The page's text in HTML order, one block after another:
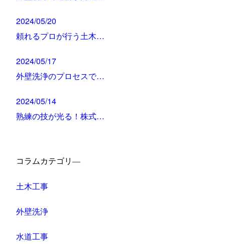
2024/05/20
頼れるプロが行う土木…
2024/05/17
外壁洗浄のプロセスで…
2024/05/14
熟練の技が光る！株式…
コラムカテゴリ―
土木工事
外壁洗浄
水道工事